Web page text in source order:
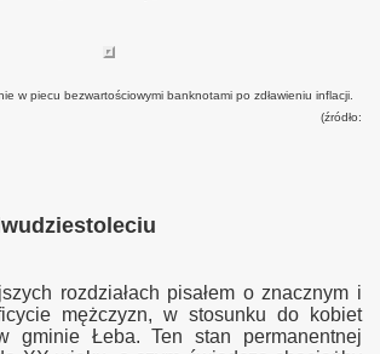
banknotami po zdławieniu inflacji.
rozdziałach pisałem o znacznym i
mężczyzn, w stosunku do kobiet
gminie Łeba. Ten stan permanentnej